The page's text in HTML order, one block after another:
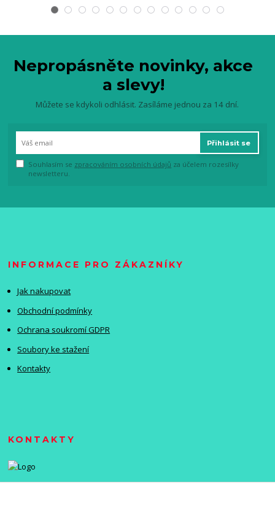
Nepropásněte novinky, akce
a slevy!
Můžete se kdykoli odhlásit. Zasíláme jednou za 14 dní.
Přihlásit se
Souhlasím se zpracováním osobních údajů za účelem rozesílky
newsletteru.
INFORMACE PRO ZÁKAZNÍKY
Jak nakupovat
Obchodní podmínky
Ochrana soukromí GDPR
Soubory ke stažení
Kontakty
KONTAKTY